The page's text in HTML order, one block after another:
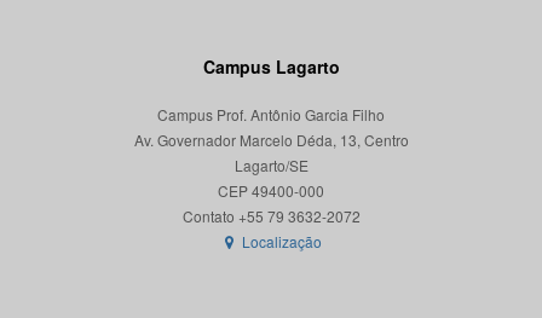
Campus Lagarto
Campus Prof. Antônio Garcia Filho
Av. Governador Marcelo Déda, 13, Centro
Lagarto/SE
CEP 49400-000
Localização